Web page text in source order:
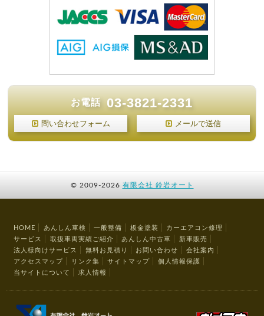
お電話 03-3821-2331
問い合わせフォーム メールで送信
© 2009-2026 有限会社 鈴岩オート
HOME あんしん車検 一般整備 板金塗装
カーエアコン修理
サービス
取扱車両実績ご紹介 あんしん中古車
新車販売
法人様向けサービス
無料お見積り お問い合わせ
会社案内
アクセスマップ
リンク集 サイトマップ
個人情報保護
当サイトについて
求人情報